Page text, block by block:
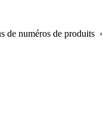
de numéros de produits ›